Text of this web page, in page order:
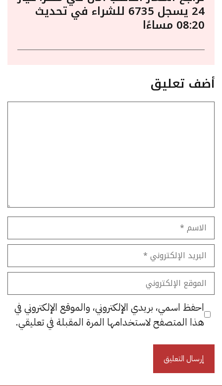
24 يسجل 6735 للشراء في تحديث
08:20 مساءًا
أضف تعليق
الاسم
البريد
الإلكتروني
الموقع
الإلكتروني
احفظ اسمي، بريدي الإلكتروني، والموقع الإلكتروني في
هذا المتصفح لاستخدامها المرة المقبلة في تعليقي.